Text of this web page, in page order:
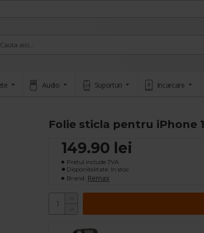
Audio Suporturi Incarcare
Folie sticla pentru iPhone
149.90 lei
Pretul include TVA
Disponibilitate: In stoc
Brand: Remax